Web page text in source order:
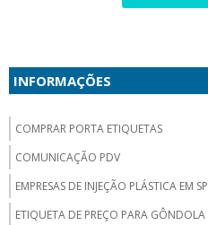
INFORMAÇÕES
COMPRAR PORTA ETIQUETAS
COMUNICAÇÃO PDV
EMPRESAS DE INJEÇÃO PLÁSTICA EM SP
ETIQUETA DE PREÇO PARA GÔNDOLA